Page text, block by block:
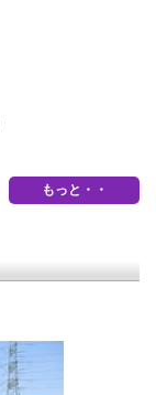
もっと・・